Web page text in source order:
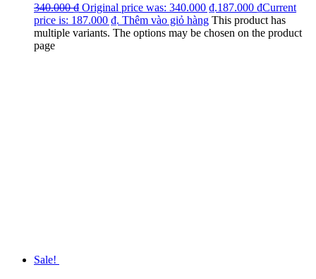
340.000₫ Original price was: 340.000 ₫.187.000 ₫Current
price is: 187.000 ₫. Thêm vào giỏ hàng This product has
multiple variants. The options may be chosen on the product
page
Sale!